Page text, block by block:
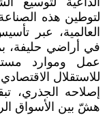
لتوطين هذه
العالمية، عبر
في أراضي حليفة،
عمل وموارد
للاستقلال
إصلاحه الجذري،
هشّ بين الأسواق